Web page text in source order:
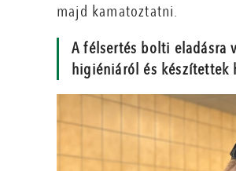
majd kamatoztatni.
A félsertés bolti eladásra
higiéniáról és készítettek